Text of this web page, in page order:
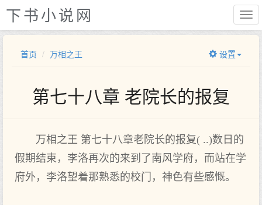
下书小说网
首页 万相之王 设置
第七十八章 老院长的报复
万相之王 第七十八章老院长的报复( ..)数日的
假期结束，李洛再次的来到了南风学府，而站在学
府外，李洛望着那熟悉的校门，神色有些感慨。